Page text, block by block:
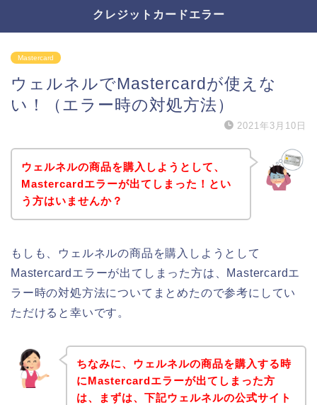
クレジットカードエラー
Mastercard
ウェルネルでMastercardが使えな
い！（エラー時の対処方法）
2021年3月10日
ウェルネルの商品を購入しようとして、
Mastercardエラーが出てしまった！とい
う方はいませんか？
もしも、ウェルネルの商品を購入しようとして
Mastercardエラーが出てしまった方は、Mastercardエ
ラー時の対処方法についてまとめたので参考にしてい
ただけると幸いです。
ちなみに、ウェルネルの商品を購入する時
にMastercardエラーが出てしまった方
は、まずは、下記ウェルネルの公式サイト